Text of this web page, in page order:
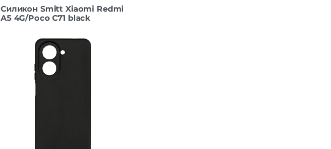
Силикон Smitt Xiaomi Redmi
A5 4G/Poco C71 black